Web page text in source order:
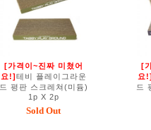
[가격이~진짜 미쳤어
요!]테비 플레이그라운
드 평판 스크레쳐(미듐)
1p X 2p
Sold Out
[
요
드